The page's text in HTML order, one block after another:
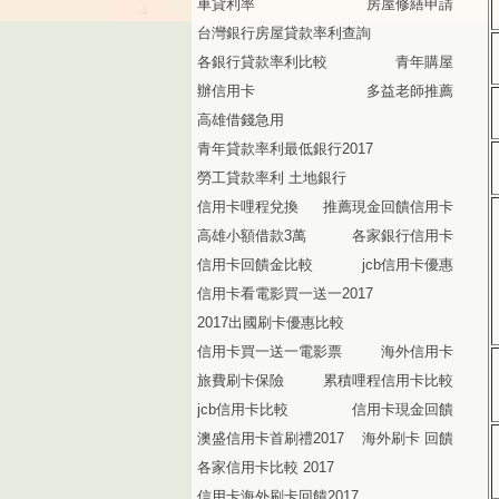
車貸利率
房屋修繕申請
台灣銀行房屋貸款率利查詢
各銀行貸款率利比較
青年購屋
辦信用卡
多益老師推薦
高雄借錢急用
青年貸款率利最低銀行2017
勞工貸款率利 土地銀行
信用卡哩程兌換
推薦現金回饋信用卡
高雄小額借款3萬
各家銀行信用卡
信用卡回饋金比較
jcb信用卡優惠
信用卡看電影買一送一2017
2017出國刷卡優惠比較
信用卡買一送一電影票
海外信用卡
旅費刷卡保險
累積哩程信用卡比較
jcb信用卡比較
信用卡現金回饋
澳盛信用卡首刷禮2017
海外刷卡 回饋
各家信用卡比較 2017